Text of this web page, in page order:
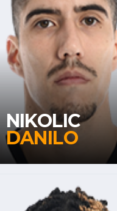
NIKOLIC
DANILO